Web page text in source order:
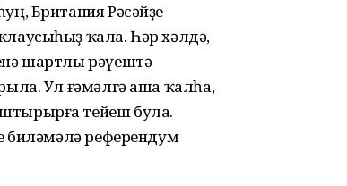
Британия Рәсәйҙе
ҡала. Һәр хәлдә,
шартлы рәүештә
Ул ғәмәлгә аша ҡалһа,
тейеш була.
биләмәлә референдум